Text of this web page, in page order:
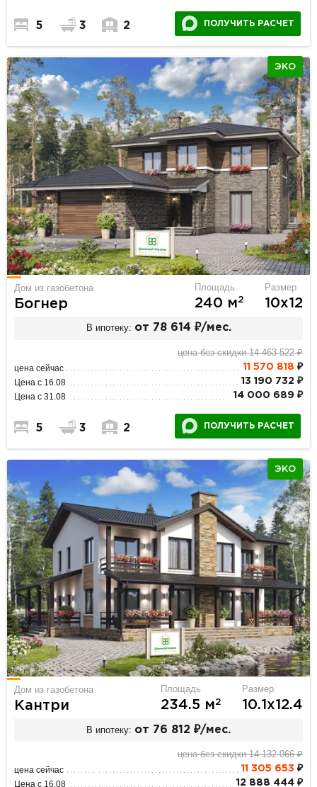
5 3 2 ПОЛУЧИТЬ РАСЧЕТ
ЭКО
Дом из газобетона
Богнер
Площадь
240 м2
Размер
10х12
В ипотеку: от 78 614 ₽/мес.
цена без скидки 14 463 522 ₽
цена сейчас 11 570 818 ₽
Цена с 16.08 13 190 732 ₽
Цена с 31.08 14 000 689 ₽
5 3 2 ПОЛУЧИТЬ РАСЧЕТ
ЭКО
Дом из газобетона
Кантри
Площадь
234.5 м2
Размер
10.1х12.4
В ипотеку: от 76 812 ₽/мес.
цена без скидки 14 132 066 ₽
цена сейчас 11 305 653 ₽
Цена с 16.08 12 888 444 ₽